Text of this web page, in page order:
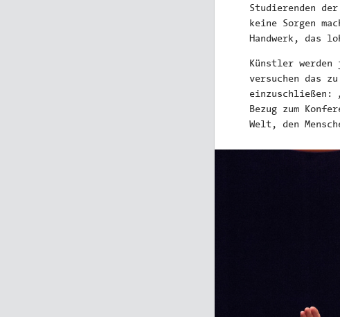
Studierenden
keine Sorgen
Handwerk, das
Künstler
versuchen das
einzuschließen:
Bezug zum
Welt, den